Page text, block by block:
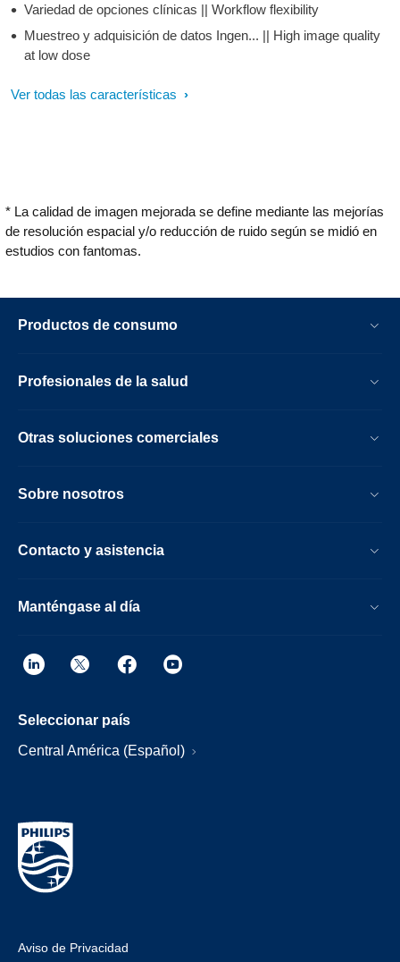
Variedad de opciones clínicas || Workflow flexibility
Muestreo y adquisición de datos Ingen... || High image quality
at low dose
Ver todas las características
* La calidad de imagen mejorada se define mediante las mejorías
de resolución espacial y/o reducción de ruido según se midió en
estudios con fantomas.
Productos de consumo
Profesionales de la salud
Otras soluciones comerciales
Sobre nosotros
Contacto y asistencia
Manténgase al día
Seleccionar país
Central América (Español)
Aviso de Privacidad